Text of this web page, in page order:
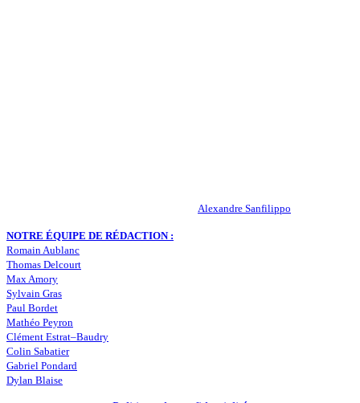
Alexandre Sanfilippo
NOTRE ÉQUIPE DE RÉDACTION :
Romain Aublanc
Thomas Delcourt
Max Amory
Sylvain Gras
Paul Bordet
Mathéo Peyron
Clément Estrat–Baudry
Colin Sabatier
Gabriel Pondard
Dylan Blaise